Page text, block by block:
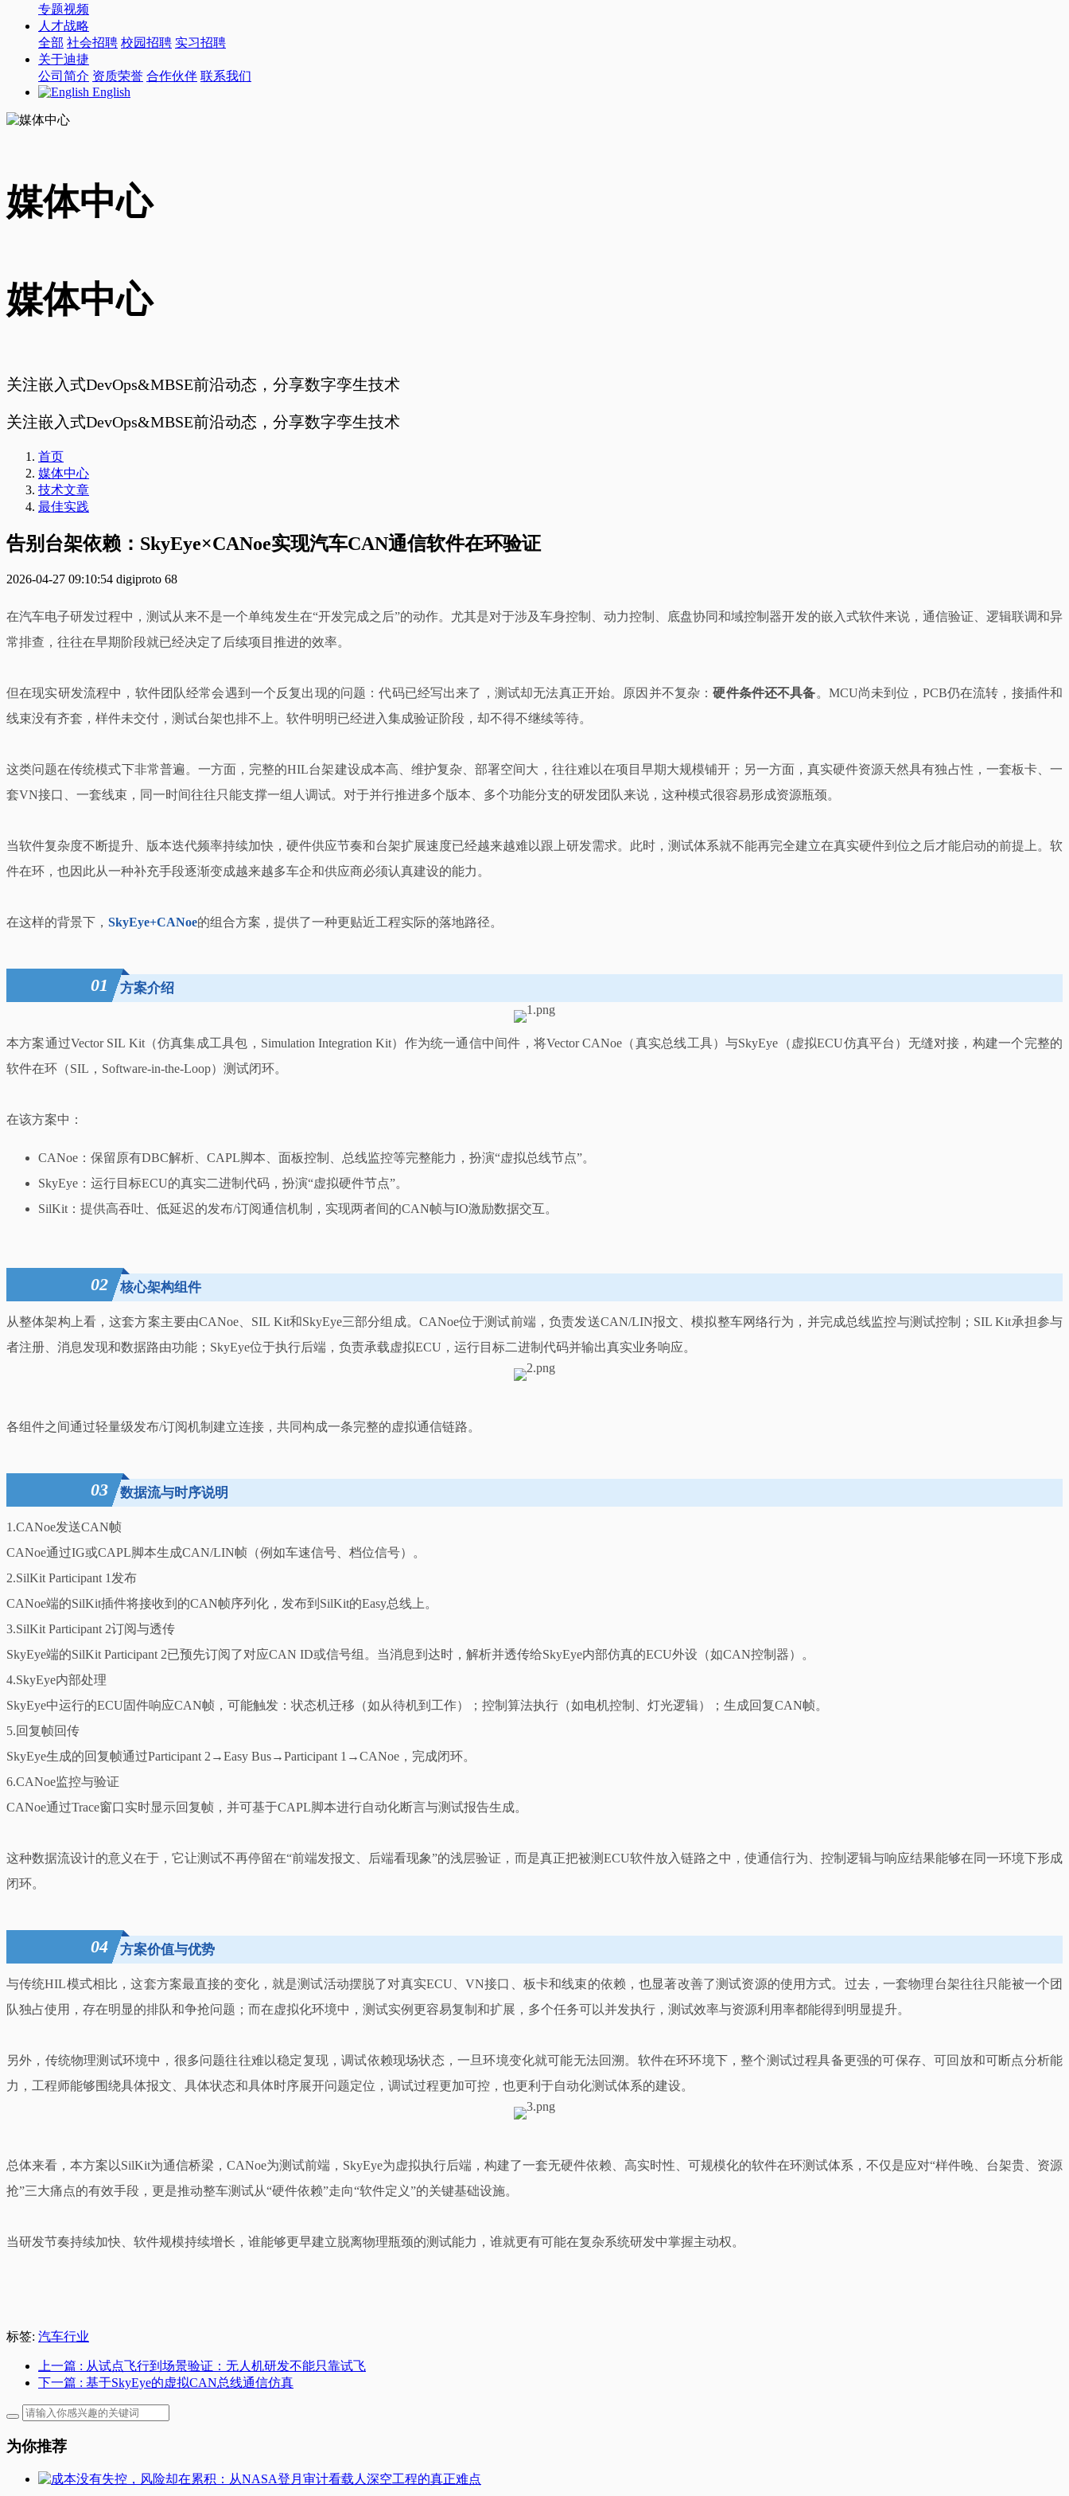
专题视频
人才战略
全部 社会招聘 校园招聘 实习招聘
关于迪捷
公司简介 资质荣誉 合作伙伴 联系我们
English
媒体中心
媒体中心
关注嵌入式DevOps&MBSE前沿动态，分享数字孪生技术
关注嵌入式DevOps&MBSE前沿动态，分享数字孪生技术
首页
媒体中心
技术文章
最佳实践
告别台架依赖：SkyEye×CANoe实现汽车CAN通信软件在环验证
2026-04-27 09:10:54 digiproto 68
在汽车电子研发过程中，测试从来不是一个单纯发生在“开发完成之后”的动作。尤其是对于涉及车身控制、动力控制、底盘协同和域控制器开发的嵌入式软件来说，通信验证、逻辑联调和异
常排查，往往在早期阶段就已经决定了后续项目推进的效率。
但在现实研发流程中，软件团队经常会遇到一个反复出现的问题：代码已经写出来了，测试却无法真正开始。原因并不复杂：硬件条件还不具备。MCU尚未到位，PCB仍在流转，接插件和
线束没有齐套，样件未交付，测试台架也排不上。软件明明已经进入集成验证阶段，却不得不继续等待。
这类问题在传统模式下非常普遍。一方面，完整的HIL台架建设成本高、维护复杂、部署空间大，往往难以在项目早期大规模铺开；另一方面，真实硬件资源天然具有独占性，一套板卡、一
套VN接口、一套线束，同一时间往往只能支撑一组人调试。对于并行推进多个版本、多个功能分支的研发团队来说，这种模式很容易形成资源瓶颈。
当软件复杂度不断提升、版本迭代频率持续加快，硬件供应节奏和台架扩展速度已经越来越难以跟上研发需求。此时，测试体系就不能再完全建立在真实硬件到位之后才能启动的前提上。软
件在环，也因此从一种补充手段逐渐变成越来越多车企和供应商必须认真建设的能力。
在这样的背景下， SkyEye+CANoe的组合方案，提供了一种更贴近工程实际的落地路径。
01 方案介绍
本方案通过Vector SIL Kit（仿真集成工具包，Simulation Integration Kit）作为统一通信中间件，将Vector CANoe（真实总线工具）与SkyEye（虚拟ECU仿真平台）无缝对接，构建一个完整的
软件在环（SIL，Software-in-the-Loop）测试闭环。
在该方案中：
CANoe：保留原有DBC解析、CAPL脚本、面板控制、总线监控等完整能力，扮演“虚拟总线节点”。
SkyEye：运行目标ECU的真实二进制代码，扮演“虚拟硬件节点”。
SilKit：提供高吞吐、低延迟的发布/订阅通信机制，实现两者间的CAN帧与IO激励数据交互。
02 核心架构组件
从整体架构上看，这套方案主要由CANoe、SIL Kit和SkyEye三部分组成。CANoe位于测试前端，负责发送CAN/LIN报文、模拟整车网络行为，并完成总线监控与测试控制；SIL Kit承担参与
者注册、消息发现和数据路由功能；SkyEye位于执行后端，负责承载虚拟ECU，运行目标二进制代码并输出真实业务响应。
各组件之间通过轻量级发布/订阅机制建立连接，共同构成一条完整的虚拟通信链路。
03 数据流与时序说明
1.CANoe发送CAN帧
CANoe通过IG或CAPL脚本生成CAN/LIN帧（例如车速信号、档位信号）。
2.SilKit Participant 1发布
CANoe端的SilKit插件将接收到的CAN帧序列化，发布到SilKit的Easy总线上。
3.SilKit Participant 2订阅与透传
SkyEye端的SilKit Participant 2已预先订阅了对应CAN ID或信号组。当消息到达时，解析并透传给SkyEye内部仿真的ECU外设（如CAN控制器）。
4.SkyEye内部处理
SkyEye中运行的ECU固件响应CAN帧，可能触发：状态机迁移（如从待机到工作）；控制算法执行（如电机控制、灯光逻辑）；生成回复CAN帧。
5.回复帧回传
SkyEye生成的回复帧通过Participant 2→Easy Bus→Participant 1→CANoe，完成闭环。
6.CANoe监控与验证
CANoe通过Trace窗口实时显示回复帧，并可基于CAPL脚本进行自动化断言与测试报告生成。
这种数据流设计的意义在于，它让测试不再停留在“前端发报文、后端看现象”的浅层验证，而是真正把被测ECU软件放入链路之中，使通信行为、控制逻辑与响应结果能够在同一环境下形成
闭环。
04 方案价值与优势
与传统HIL模式相比，这套方案最直接的变化，就是测试活动摆脱了对真实ECU、VN接口、板卡和线束的依赖，也显著改善了测试资源的使用方式。过去，一套物理台架往往只能被一个团
队独占使用，存在明显的排队和争抢问题；而在虚拟化环境中，测试实例更容易复制和扩展，多个任务可以并发执行，测试效率与资源利用率都能得到明显提升。
另外，传统物理测试环境中，很多问题往往难以稳定复现，调试依赖现场状态，一旦环境变化就可能无法回溯。软件在环环境下，整个测试过程具备更强的可保存、可回放和可断点分析能
力，工程师能够围绕具体报文、具体状态和具体时序展开问题定位，调试过程更加可控，也更利于自动化测试体系的建设。
总体来看，本方案以SilKit为通信桥梁，CANoe为测试前端，SkyEye为虚拟执行后端，构建了一套无硬件依赖、高实时性、可规模化的软件在环测试体系，不仅是应对“样件晚、台架贵、资源
抢”三大痛点的有效手段，更是推动整车测试从“硬件依赖”走向“软件定义”的关键基础设施。
当研发节奏持续加快、软件规模持续增长，谁能够更早建立脱离物理瓶颈的测试能力，谁就更有可能在复杂系统研发中掌握主动权。
标签: 汽车行业
上一篇 : 从试点飞行到场景验证：无人机研发不能只靠试飞
下一篇 : 基于SkyEye的虚拟CAN总线通信仿真
为你推荐